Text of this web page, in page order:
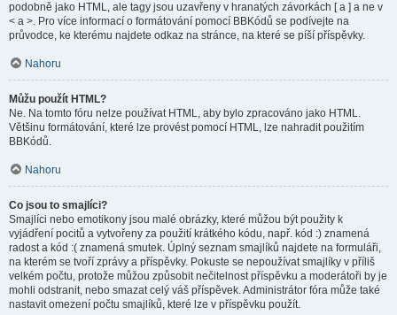
podobně jako HTML, ale tagy jsou uzavřeny v hranatých závorkách [ a ] a ne v
< a >. Pro více informací o formátování pomocí BBKódů se podívejte na
průvodce, ke kterému najdete odkaz na stránce, na které se píší příspěvky.
Nahoru
Můžu použít HTML?
Ne. Na tomto fóru nelze používat HTML, aby bylo zpracováno jako HTML.
Většinu formátování, které lze provést pomocí HTML, lze nahradit použitím
BBKódů.
Nahoru
Co jsou to smajlíci?
Smajlíci nebo emotikony jsou malé obrázky, které můžou být použity k
vyjádření pocitů a vytvořeny za použití krátkého kódu, např. kód :) znamená
radost a kód :( znamená smutek. Úplný seznam smajlíků najdete na formuláři,
na kterém se tvoří zprávy a příspěvky. Pokuste se nepoužívat smajlíky v příliš
velkém počtu, protože můžou způsobit nečitelnost příspěvku a moderátoři by je
mohli odstranit, nebo smazat celý váš příspěvek. Administrátor fóra může také
nastavit omezení počtu smajlíků, které lze v příspěvku použít.